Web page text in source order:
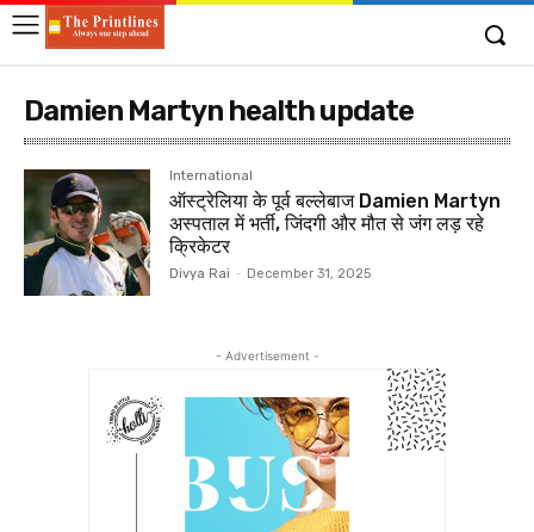
Damien Martyn health update
International
ऑस्ट्रेलिया के पूर्व बल्लेबाज Damien Martyn
अस्पताल में भर्ती, जिंदगी और मौत से जंग लड़ रहे
क्रिकेटर
Divya Rai - December 31, 2025
- Advertisement -